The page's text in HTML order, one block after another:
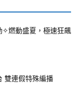
✧燃動盛夏，極速狂飆
雙連假特殊編播